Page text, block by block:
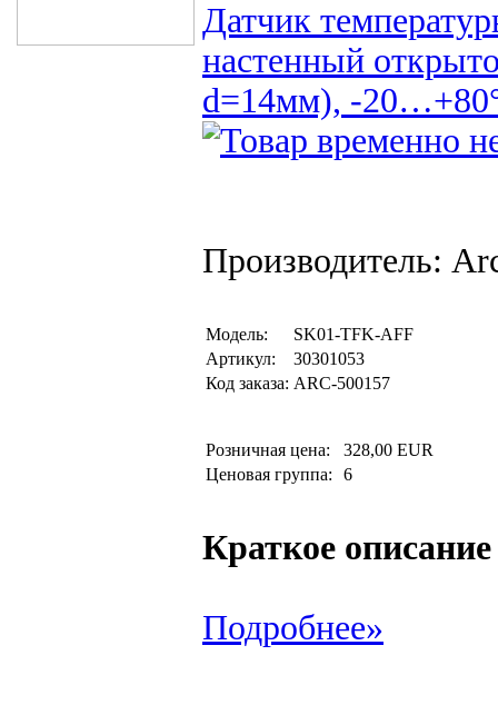
Датчик
настенный
d=14мм), -
Производитель:
Модель:
SK01-TFK-AFF
Артикул:
30301053
Код заказа: ARC-500157
Розничная цена:
328,00 EUR
Ценовая группа:
6
Краткое описание
Подробнее»